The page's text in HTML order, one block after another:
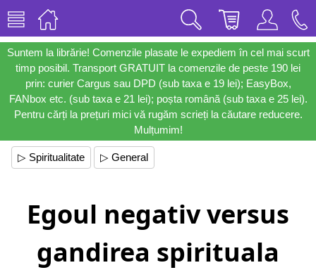
Suntem la librărie! Comenzile plasate le expediem în cel mai scurt
timp posibil. Transport GRATUIT la comenzile de peste 190 lei
prin: curier Cargus sau DPD (sub taxa e 19 lei); EasyBox,
FANbox etc. (sub taxa e 21 lei); poșta română (sub taxa e 25 lei).
Pentru cărți la prețuri mici vă rugăm scrieți la căutare reducere.
Mulțumim!
▷ Spiritualitate ▷ General
Egoul negativ versus
gandirea spirituala